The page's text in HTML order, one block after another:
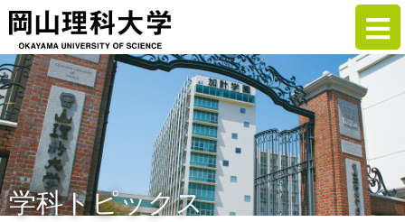
学科トピックス